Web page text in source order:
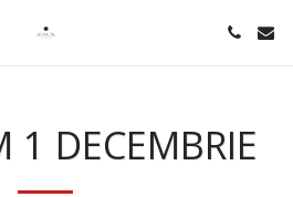
1 DECEMBRIE